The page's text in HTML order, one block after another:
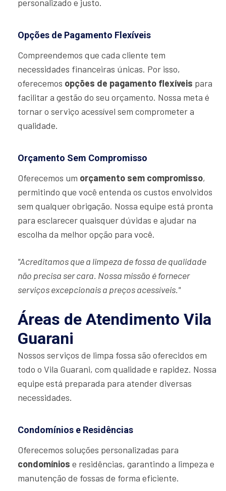
personalizado e justo.
Opções de Pagamento Flexíveis
Compreendemos que cada cliente tem
necessidades financeiras únicas. Por isso,
oferecemos opções de pagamento flexíveis para
facilitar a gestão do seu orçamento. Nossa meta é
tornar o serviço acessível sem comprometer a
qualidade.
Orçamento Sem Compromisso
Oferecemos um orçamento sem compromisso,
permitindo que você entenda os custos envolvidos
sem qualquer obrigação. Nossa equipe está pronta
para esclarecer quaisquer dúvidas e ajudar na
escolha da melhor opção para você.
"Acreditamos que a limpeza de fossa de qualidade
não precisa ser cara. Nossa missão é fornecer
serviços excepcionais a preços acessíveis."
Áreas de Atendimento Vila
Guarani
Nossos serviços de limpa fossa são oferecidos em
todo o Vila Guarani, com qualidade e rapidez. Nossa
equipe está preparada para atender diversas
necessidades.
Condomínios e Residências
Oferecemos soluções personalizadas para
condomínios e residências, garantindo a limpeza e
manutenção de fossas de forma eficiente.